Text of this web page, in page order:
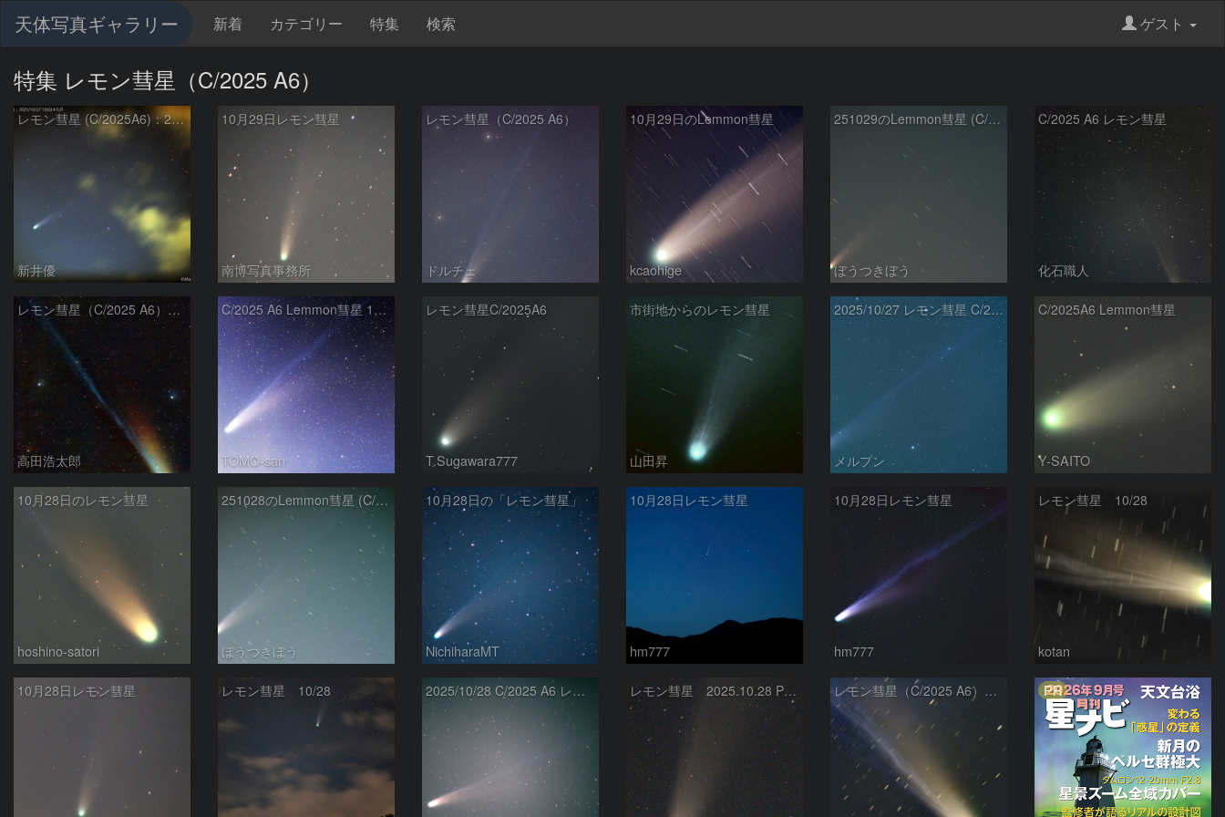
天体写真ギャラリー 新着 カテゴリー 特集 検索 ゲスト
特集 レモン彗星（C/2025 A6）
レモン彗星 (C/2025A6)：2025/10/27
新井優
10月29日レモン彗星
南博写真事務所
レモン彗星（C/2025 A6）
ドルチェ
10月29日のLemmon彗星
kcaohige
251029のLemmon彗星 (C/2025 A6)
ぼうつきぼう
C/2025 A6 レモン彗星
化石職人
レモン彗星（C/2025 A6）2025/10/27
高田浩太郎
C/2025 A6 Lemmon彗星 10月28日
TOMO-san
レモン彗星C/2025A6
T.Sugawara777
市街地からのレモン彗星
山田昇
2025/10/27 レモン彗星 C/2025 A6
メルプン
C/2025A6 Lemmon彗星
Y-SAITO
10月28日のレモン彗星
hoshino-satori
251028のLemmon彗星 (C/2025 A6) (全画像)
ぼうつきぼう
10月28日の「レモン彗星」
NichiharaMT
10月28日レモン彗星
hm777
10月28日レモン彗星
hm777
レモン彗星 10/28
kotan
10月28日レモン彗星 レモン彗星 10/28 2025/10/28 C/2025 A6 レモン彗星 レモン彗星 2025.10.28 PM6:19 S50 レモン彗星（C/2025 A6）・10月28日 PR